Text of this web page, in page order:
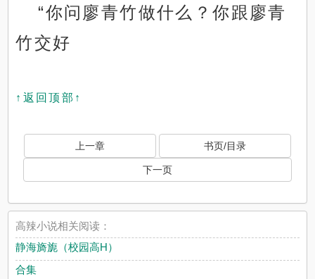
“你问廖青竹做什么？你跟廖青
竹交好
↑返回顶部↑
上一章 书页/目录
下一页
高辣小说相关阅读：
静海旖旎（校园高H）
合集